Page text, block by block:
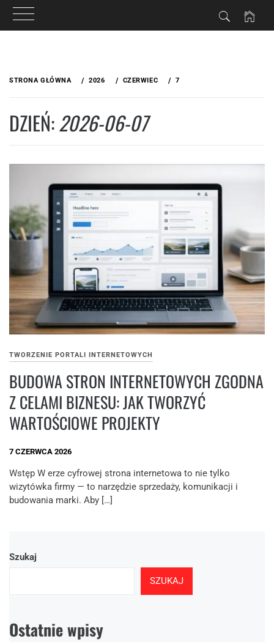
STRONA GŁÓWNA 2026 CZERWIEC 7
DZIEŃ:2026-06-07
TWORZENIE PORTALI INTERNETOWYCH
BUDOWA STRON INTERNETOWYCH ZGODNA
Z CELAMI BIZNESU: JAK TWORZYĆ
WARTOŚCIOWE PROJEKTY
7 CZERWCA 2026
Wstęp W erze cyfrowej strona internetowa to nie tylko
wizytówka firmy — to narzędzie sprzedaży, komunikacji i
budowania marki. Aby […]
Szukaj
SZUKAJ
Ostatnie wpisy